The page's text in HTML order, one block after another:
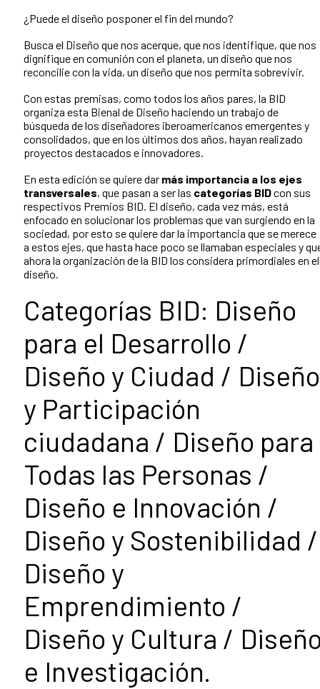
¿Puede el diseño posponer el fin del mundo?
Busca el Diseño que nos acerque, que nos identifique, que nos
dignifique en comunión con el planeta, un diseño que nos
reconcilie con la vida, un diseño que nos permita sobrevivir.
Con estas premisas, como todos los años pares, la BID
organiza esta Bienal de Diseño haciendo un trabajo de
búsqueda de los diseñadores iberoamericanos emergentes y
consolidados, que en los últimos dos años, hayan realizado
proyectos destacados e innovadores.
En esta edición se quiere dar más importancia a los ejes
transversales, que pasan a ser las categorías BIDcon sus
respectivos Premios BID. El diseño, cada vez más, está
enfocado en solucionar los problemas que van surgiendo en la
sociedad, por esto se quiere dar la importancia que se merece
a estos ejes, que hasta hace poco se llamaban especiales y
ahora la organización de la BID los considera primordiales en el
diseño.
Categorías BID: Diseño
para el Desarrollo /
Diseño y Ciudad / Diseño
y Participación
ciudadana / Diseño para
Todas las Personas /
Diseño e Innovación /
Diseño y Sostenibilidad /
Diseño y
Emprendimiento /
Diseño y Cultura /
e Investigación.